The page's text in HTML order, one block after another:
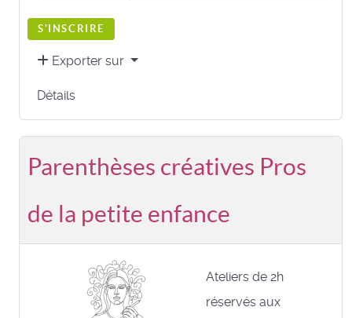
S'INSCRIRE
Exporter sur
Détails
Parenthèses créatives Pros
de la petite enfance
Ateliers de 2h
réservés aux